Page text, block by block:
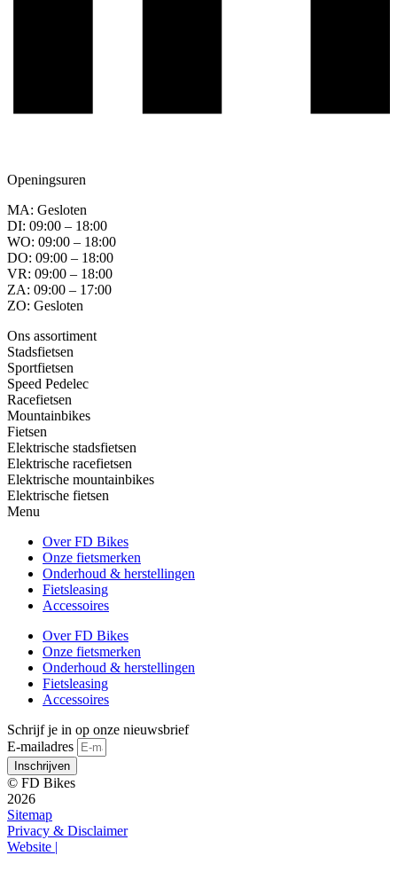
Openingsuren
MA: Gesloten
DI: 09:00 – 18:00
WO: 09:00 – 18:00
DO: 09:00 – 18:00
VR: 09:00 – 18:00
ZA: 09:00 – 17:00
ZO: Gesloten
Ons assortiment
Stadsfietsen
Sportfietsen
Speed Pedelec
Racefietsen
Mountainbikes
Fietsen
Elektrische stadsfietsen
Elektrische racefietsen
Elektrische mountainbikes
Elektrische fietsen
Menu
Over FD Bikes
Onze fietsmerken
Onderhoud & herstellingen
Fietsleasing
Accessoires
Over FD Bikes
Onze fietsmerken
Onderhoud & herstellingen
Fietsleasing
Accessoires
Schrijf je in op onze nieuwsbrief
E-mailadres
Inschrijven
© FD Bikes
2026
Sitemap
Privacy & Disclaimer
Website |